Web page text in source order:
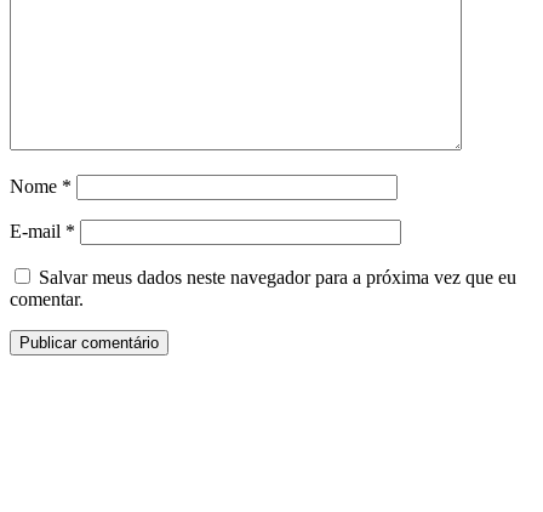
Nome *
E-mail *
Salvar meus dados neste navegador para a próxima vez que eu
comentar.